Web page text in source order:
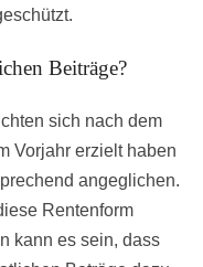
Beiträge?
sich nach dem
Vorjahr erzielt haben
angeglichen.
Rentenform
kann es sein, dass